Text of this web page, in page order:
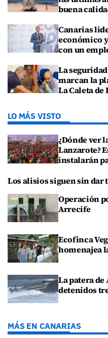
buena
Canarias
económico
con un
La
marcan la
La Caleta de
LO MÁS VISTO
¿Dónde ver
Lanzarote?
instalarán
Los alisios siguen sin dar
Operación
Arrecife
Ecofinca
homenajea
La patera
detenidos
MÁS EN CANARIAS